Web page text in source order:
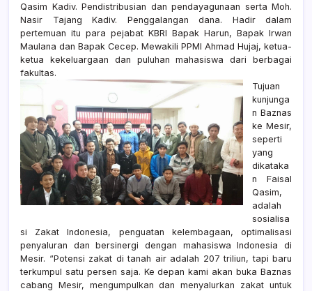
Qasim Kadiv. Pendistribusian dan pendayagunaan serta Moh.
Nasir Tajang Kadiv. Penggalangan dana. Hadir dalam
pertemuan itu para pejabat KBRI Bapak Harun, Bapak Irwan
Maulana dan Bapak Cecep. Mewakili PPMI Ahmad Hujaj, ketua-
ketua kekeluargaan dan puluhan mahasiswa dari berbagai
fakultas.
Tujuan
kunjunga
n Baznas
ke Mesir,
seperti
yang
dikataka
n Faisal
Qasim,
adalah
sosialisa
si Zakat Indonesia, penguatan kelembagaan, optimalisasi
penyaluran dan bersinergi dengan mahasiswa Indonesia di
Mesir. “Potensi zakat di tanah air adalah 207 triliun, tapi baru
terkumpul satu persen saja. Ke depan kami akan buka Baznas
cabang Mesir, mengumpulkan dan menyalurkan zakat untuk